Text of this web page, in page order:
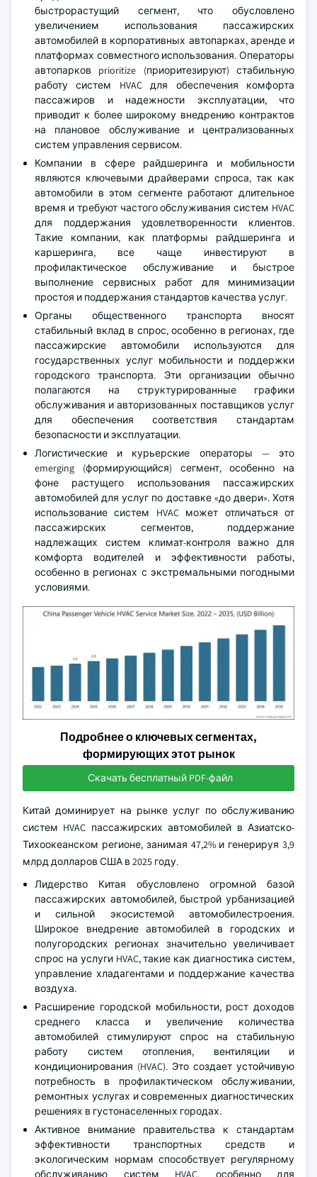
быстрорастущий сегмент, что обусловлено
увеличением использования пассажирских
автомобилей в корпоративных автопарках, аренде и
платформах совместного использования. Операторы
автопарков prioritize (приоритезируют) стабильную
работу систем HVAC для обеспечения комфорта
пассажиров и надежности эксплуатации, что
приводит к более широкому внедрению контрактов
на плановое обслуживание и централизованных
систем управления сервисом.
Компании в сфере райдшеринга и мобильности
являются ключевыми драйверами спроса, так как
автомобили в этом сегменте работают длительное
время и требуют частого обслуживания систем HVAC
для поддержания удовлетворенности клиентов.
Такие компании, как платформы райдшеринга и
каршеринга, все чаще инвестируют в
профилактическое обслуживание и быстрое
выполнение сервисных работ для минимизации
простоя и поддержания стандартов качества услуг.
Органы общественного транспорта вносят
стабильный вклад в спрос, особенно в регионах, где
пассажирские автомобили используются для
государственных услуг мобильности и поддержки
городского транспорта. Эти организации обычно
полагаются на структурированные графики
обслуживания и авторизованных поставщиков услуг
для обеспечения соответствия стандартам
безопасности и эксплуатации.
Логистические и курьерские операторы — это
emerging (формирующийся) сегмент, особенно на
фоне растущего использования пассажирских
автомобилей для услуг по доставке «до двери». Хотя
использование систем HVAC может отличаться от
пассажирских сегментов, поддержание
надлежащих систем климат-контроля важно для
комфорта водителей и эффективности работы,
особенно в регионах с экстремальными погодными
условиями.
Подробнее о ключевых сегментах,
формирующих этот рынок
Скачать бесплатный PDF-файл
Китай доминирует на рынке услуг по обслуживанию
систем HVAC пассажирских автомобилей в Азиатско-
Тихоокеанском регионе, занимая 47,2% и генерируя 3,9
млрд долларов США в 2025 году.
Лидерство Китая обусловлено огромной базой
пассажирских автомобилей, быстрой урбанизацией
и сильной экосистемой автомобилестроения.
Широкое внедрение автомобилей в городских и
полугородских регионах значительно увеличивает
спрос на услуги HVAC, такие как диагностика систем,
управление хладагентами и поддержание качества
воздуха.
Расширение городской мобильности, рост доходов
среднего класса и увеличение количества
автомобилей стимулируют спрос на стабильную
работу систем отопления, вентиляции и
кондиционирования (HVAC). Это создает устойчивую
потребность в профилактическом обслуживании,
ремонтных услугах и современных диагностических
решениях в густонаселенных городах.
Активное внимание правительства к стандартам
эффективности транспортных средств и
экологическим нормам способствует регулярному
обслуживанию систем HVAC, особенно для